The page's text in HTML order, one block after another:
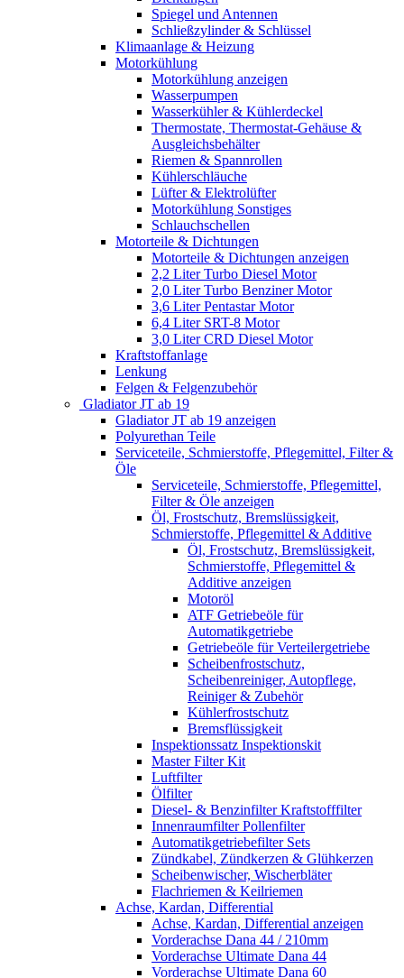
Spiegel und Antennen
Schließzylinder & Schlüssel
Klimaanlage & Heizung
Motorkühlung
Motorkühlung anzeigen
Wasserpumpen
Wasserkühler & Kühlerdeckel
Thermostate, Thermostat-Gehäuse &
Ausgleichsbehälter
Riemen & Spannrollen
Kühlerschläuche
Lüfter & Elektrolüfter
Motorkühlung Sonstiges
Schlauchschellen
Motorteile & Dichtungen
Motorteile & Dichtungen anzeigen
2,2 Liter Turbo Diesel Motor
2,0 Liter Turbo Benziner Motor
3,6 Liter Pentastar Motor
6,4 Liter SRT-8 Motor
3,0 Liter CRD Diesel Motor
Kraftstoffanlage
Lenkung
Felgen & Felgenzubehör
Gladiator JT ab 19
Gladiator JT ab 19 anzeigen
Polyurethan Teile
Serviceteile, Schmierstoffe, Pflegemittel, Filter &
Öle
Serviceteile, Schmierstoffe, Pflegemittel,
Filter & Öle anzeigen
Öl, Frostschutz, Bremslüssigkeit,
Schmierstoffe, Pflegemittel & Additive
Öl, Frostschutz, Bremslüssigkeit,
Schmierstoffe, Pflegemittel &
Additive anzeigen
Motoröl
ATF Getriebeöle für
Automatikgetriebe
Getriebeöle für Verteilergetriebe
Scheibenfrostschutz,
Scheibenreiniger, Autopflege,
Reiniger & Zubehör
Kühlerfrostschutz
Bremsflüssigkeit
Inspektionssatz Inspektionskit
Master Filter Kit
Luftfilter
Ölfilter
Diesel- & Benzinfilter Kraftstofffilter
Innenraumfilter Pollenfilter
Automatikgetriebefilter Sets
Zündkabel, Zündkerzen & Glühkerzen
Scheibenwischer, Wischerbläter
Flachriemen & Keilriemen
Achse, Kardan, Differential
Achse, Kardan, Differential anzeigen
Vorderachse Dana 44 / 210mm
Vorderachse Ultimate Dana 44
Vorderachse Ultimate Dana 60